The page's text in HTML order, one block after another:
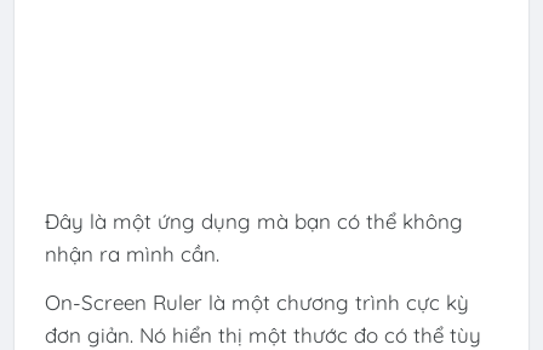
Đây là một ứng dụng mà bạn có thể không
nhận ra mình cần.
On-Screen Ruler là một chương trình cực kỳ
đơn giản. Nó hiển thị một thước đo có thể tùy